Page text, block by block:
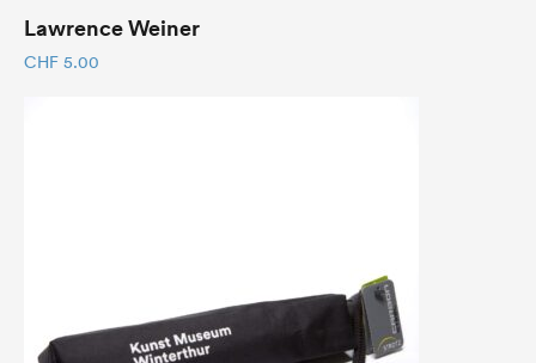
Lawrence Weiner
CHF 5.00